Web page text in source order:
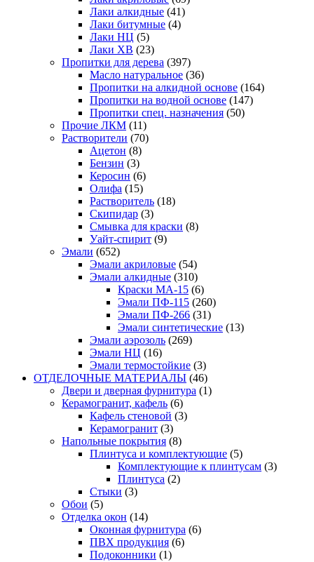
Лаки алкидные (41)
Лаки битумные (4)
Лаки НЦ (5)
Лаки ХВ (23)
Пропитки для дерева (397)
Масло натуральное (36)
Пропитки на алкидной основе (164)
Пропитки на водной основе (147)
Пропитки спец. назначения (50)
Прочие ЛКМ (11)
Растворители (70)
Ацетон (8)
Бензин (3)
Керосин (6)
Олифа (15)
Растворитель (18)
Скипидар (3)
Смывка для краски (8)
Уайт-спирит (9)
Эмали (652)
Эмали акриловые (54)
Эмали алкидные (310)
Краски МА-15 (6)
Эмали ПФ-115 (260)
Эмали ПФ-266 (31)
Эмали синтетические (13)
Эмали аэрозоль (269)
Эмали НЦ (16)
Эмали термостойкие (3)
ОТДЕЛОЧНЫЕ МАТЕРИАЛЫ (46)
Двери и дверная фурнитура (1)
Керамогранит, кафель (6)
Кафель стеновой (3)
Керамогранит (3)
Напольные покрытия (8)
Плинтуса и комплектующие (5)
Комплектующие к плинтусам (3)
Плинтуса (2)
Стыки (3)
Обои (5)
Отделка окон (14)
Оконная фурнитура (6)
ПВХ продукция (6)
Подоконники (1)